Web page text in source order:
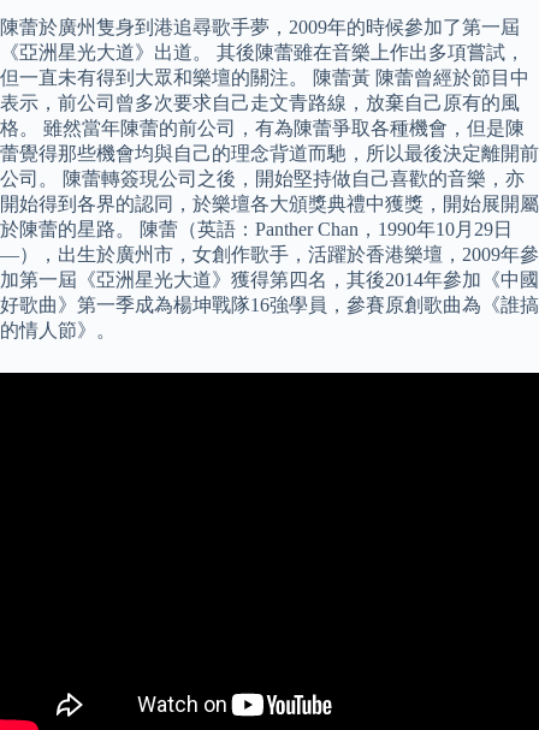
陳蕾於廣州隻身到港追尋歌手夢，2009年的時候參加了第一屆
《亞洲星光大道》出道。 其後陳蕾雖在音樂上作出多項嘗試，
但一直未有得到大眾和樂壇的關注。 陳蕾黃 陳蕾曾經於節目中
表示，前公司曾多次要求自己走文青路線，放棄自己原有的風
格。 雖然當年陳蕾的前公司，有為陳蕾爭取各種機會，但是陳
蕾覺得那些機會均與自己的理念背道而馳，所以最後決定離開前
公司。 陳蕾轉簽現公司之後，開始堅持做自己喜歡的音樂，亦
開始得到各界的認同，於樂壇各大頒獎典禮中獲獎，開始展開屬
於陳蕾的星路。 陳蕾（英語：Panther Chan，1990年10月29日
—），出生於廣州市，女創作歌手，活躍於香港樂壇，2009年參
加第一屆《亞洲星光大道》獲得第四名，其後2014年參加《中國
好歌曲》第一季成為楊坤戰隊16強學員，參賽原創歌曲為《誰搞
的情人節》。